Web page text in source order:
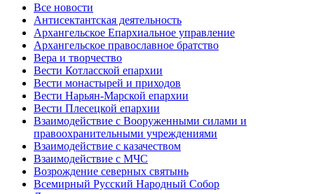
Все новости
Антисектантская деятельность
Архангельское Епархиальное управление
Архангельское православное братство
Вера и творчество
Вести Котласской епархии
Вести монастырей и приходов
Вести Нарьян-Марской епархии
Вести Плесецкой епархии
Взаимодействие с Вооруженными силами и
правоохранительными учреждениями
Взаимодействие с казачеством
Взаимодействие с МЧС
Возрождение северных святынь
Всемирный Русский Народный Собор